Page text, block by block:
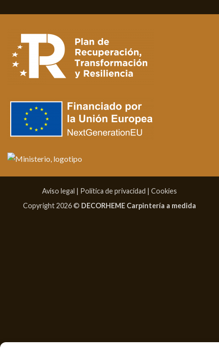
Aviso legal | Política de privacidad | Cookies
Copyright 2026 © DECORHEME Carpintería a medida